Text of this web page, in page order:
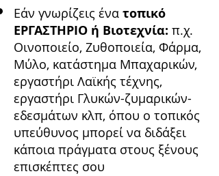
Εάν γνωρίζεις ένα τοπικό
ΕΡΓΑΣΤΗΡΙΟ ή Βιοτεχνία: π.χ.
Οινοποιείο, Ζυθοποιεία, Φάρμα,
Μύλο, κατάστημα Μπαχαρικών,
εργαστήρι Λαϊκής τέχνης,
εργαστήρι Γλυκών-ζυμαρικών-
εδεσμάτων κλπ, όπου ο τοπικός
υπεύθυνος μπορεί να διδάξει
κάποια πράγματα στους ξένους
επισκέπτες σου